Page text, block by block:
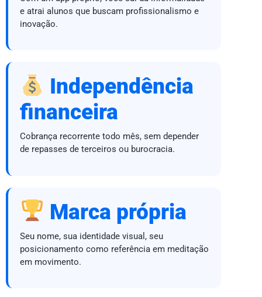
e atrai alunos que buscam profissionalismo e
inovação.
Independência
financeira
Cobrança recorrente todo mês, sem depender
de repasses de terceiros ou burocracia.
Marca própria
Seu nome, sua identidade visual, seu
posicionamento como referência em meditação
em movimento.